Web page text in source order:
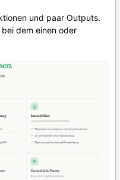
und paar Outputs.
dem einen oder